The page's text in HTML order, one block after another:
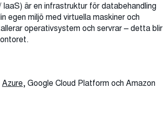
är en infrastruktur för databehandling
egen miljö med virtuella maskiner och
operativsystem och servrar – detta blir
Azure, Google Cloud Platform och Amazon